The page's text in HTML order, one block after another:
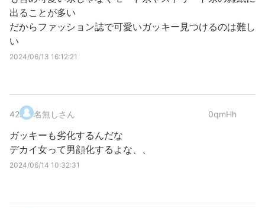
出ることが多い
だからファッション誌で可愛いガッキー見つけるのは難し
い
2024/06/13 16:12:21
42. 名無しさん 0qmHh
ガッキーも劣化するんだな
デカイ女って男顔化するよな、、
2024/06/14 10:32:31